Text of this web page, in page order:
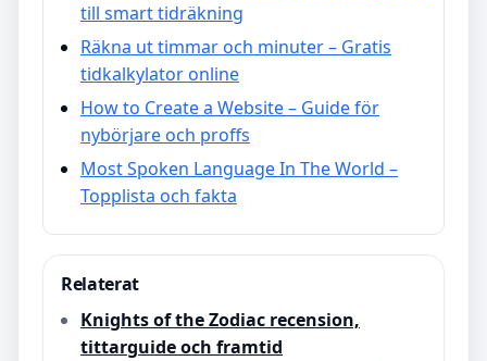
till smart tidräkning
Räkna ut timmar och minuter – Gratis
tidkalkylator online
How to Create a Website – Guide för
nybörjare och proffs
Most Spoken Language In The World –
Topplista och fakta
Relaterat
Knights of the Zodiac recension,
tittarguide och framtid